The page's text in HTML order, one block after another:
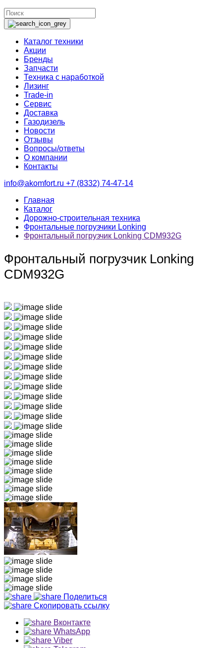
Каталог техники
Акции
Бренды
Запчасти
Техника с наработкой
Лизинг
Trade-in
Сервис
Доставка
Газодизель
Новости
Отзывы
Вопросы/ответы
О компании
Контакты
info@akomfort.ru +7 (8332) 74-47-14
Главная
Каталог
Дорожно-строительная техника
Фронтальные погрузчики Lonking
Фронтальный погрузчик Lonking CDM932G
Фронтальный погрузчик Lonking
CDM932G
Поделиться
Скопировать ссылку
Вконтакте
WhatsApp
Viber